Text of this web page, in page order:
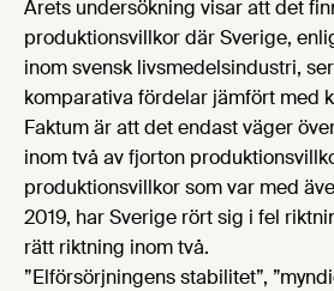
Årets undersökning visar att det
produktionsvillkor där Sverige,
inom svensk livsmedelsindustri,
komparativa fördelar jämfört med
Faktum är att det endast väger
inom två av fjorton
produktionsvillkor som var med
2019, har Sverige rört sig i fel
rätt riktning inom två.
”Elförsörjningens stabilitet”,